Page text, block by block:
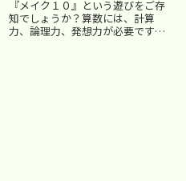
『メイク１０』という遊びをご存
知でしょうか？算数には、計算
力、論理力、発想力が必要です